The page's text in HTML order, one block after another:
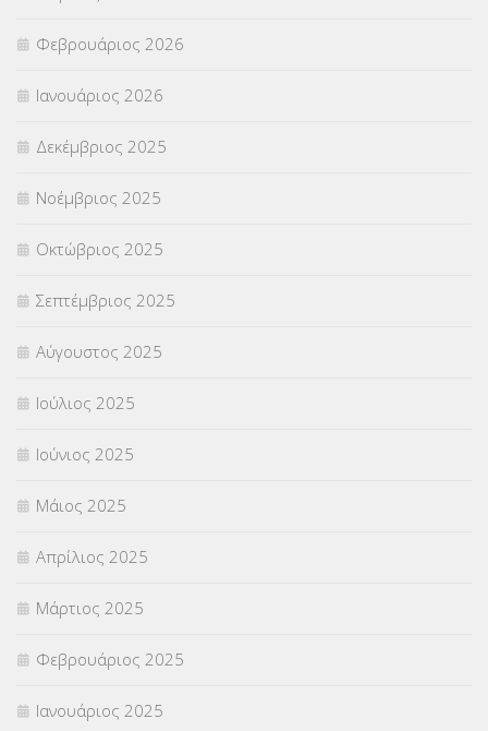
Φεβρουάριος 2026
Ιανουάριος 2026
Δεκέμβριος 2025
Νοέμβριος 2025
Οκτώβριος 2025
Σεπτέμβριος 2025
Αύγουστος 2025
Ιούλιος 2025
Ιούνιος 2025
Μάιος 2025
Απρίλιος 2025
Μάρτιος 2025
Φεβρουάριος 2025
Ιανουάριος 2025